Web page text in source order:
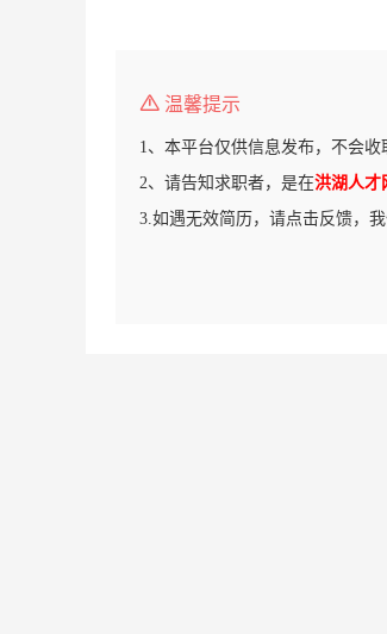
温馨提示
1、本平台仅供信息发布，不会收
2、请告知求职者，是在洪湖人才
3.如遇无效简历，请点击反馈，